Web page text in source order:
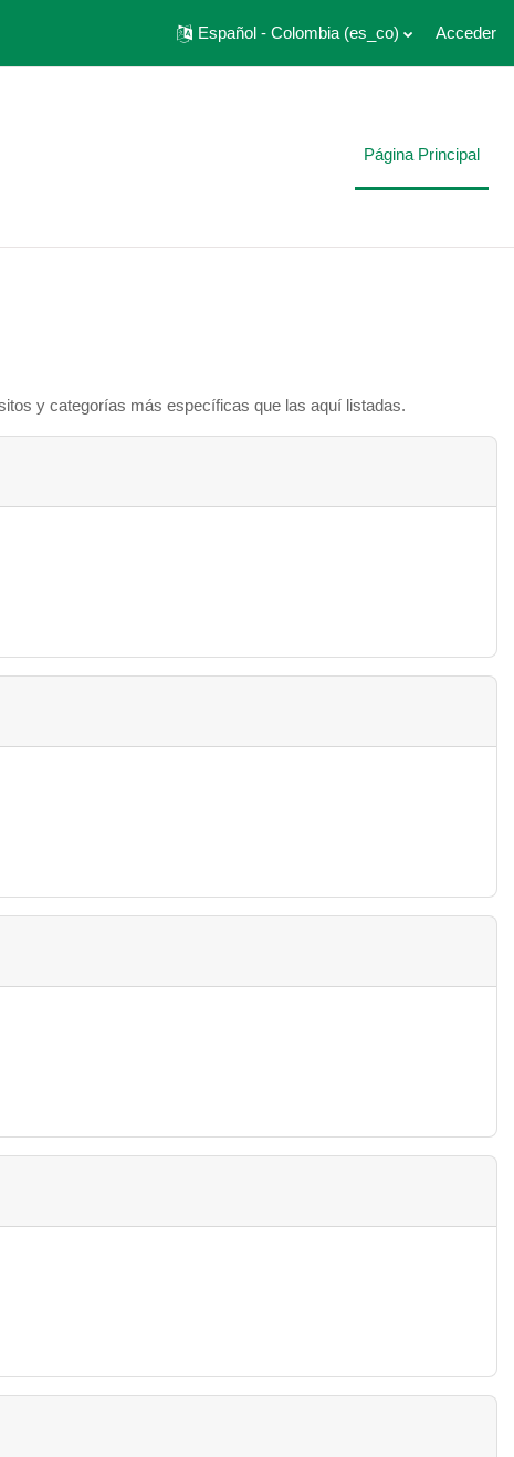
Español - Colombia ‎(es_co)‎ Acceder
Página Principal
y categorías más específicas que las aquí listadas.